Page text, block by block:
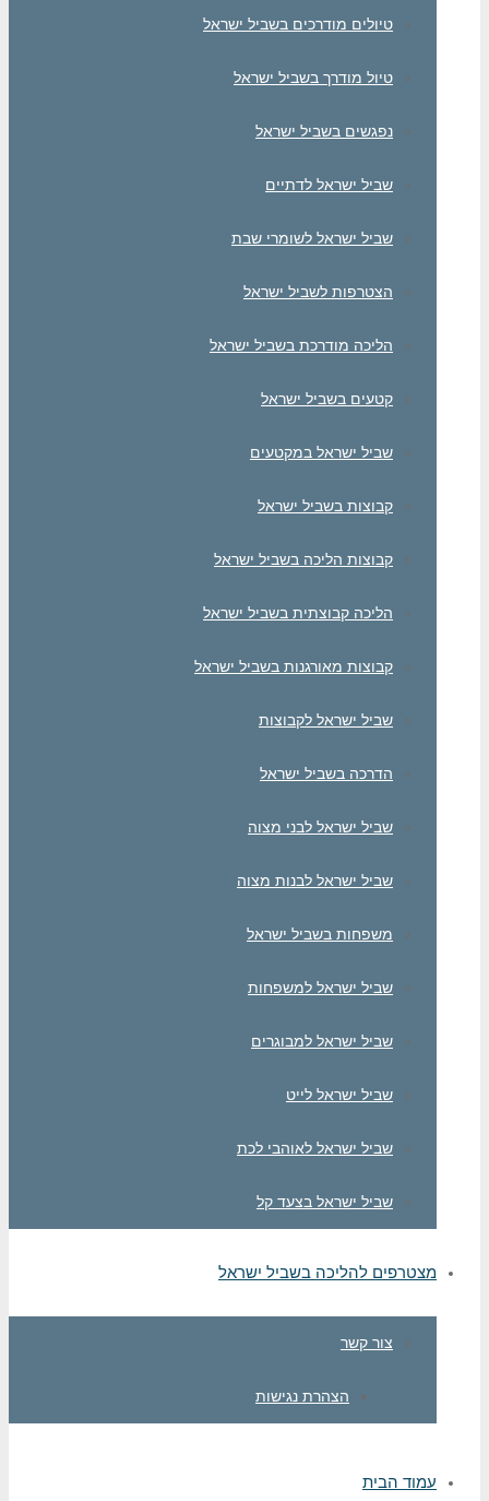
טיולים מודרכים בשביל ישראל
טיול מודרך בשביל ישראל
נפגשים בשביל ישראל
שביל ישראל לדתיים
שביל ישראל לשומרי שבת
הצטרפות לשביל ישראל
הליכה מודרכת בשביל ישראל
קטעים בשביל ישראל
שביל ישראל במקטעים
קבוצות בשביל ישראל
קבוצות הליכה בשביל ישראל
הליכה קבוצתית בשביל ישראל
קבוצות מאורגנות בשביל ישראל
שביל ישראל לקבוצות
הדרכה בשביל ישראל
שביל ישראל לבני מצוה
שביל ישראל לבנות מצוה
משפחות בשביל ישראל
שביל ישראל למשפחות
שביל ישראל למבוגרים
שביל ישראל לייט
שביל ישראל לאוהבי לכת
שביל ישראל בצעד קל
מצטרפים להליכה בשביל ישראל
צור קשר
הצהרת נגישות
עמוד הבית